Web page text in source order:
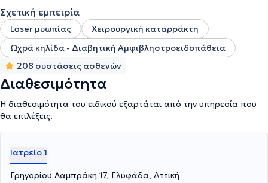
Σχετική εμπειρία
Laser μυωπίας
Χειρουργική καταρράκτη
Ωχρά κηλίδα - Διαβητική Αμφιβληστροειδοπάθεια
208 συστάσεις ασθενών
Διαθεσιμότητα
Η διαθεσιμότητα του ειδικού εξαρτάται από την υπηρεσία που
θα επιλέξεις.
Ιατρείο 1
Γρηγορίου Λαμπράκη 17, Γλυφάδα, Αττική